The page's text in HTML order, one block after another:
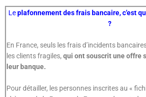
Leplafonnement des frais bancaire, c’est
?
En France, seuls les frais d’incidents
les clients fragiles, qui ont souscrit une offre
leur banque.
Pour détailler, les personnes inscrites au «